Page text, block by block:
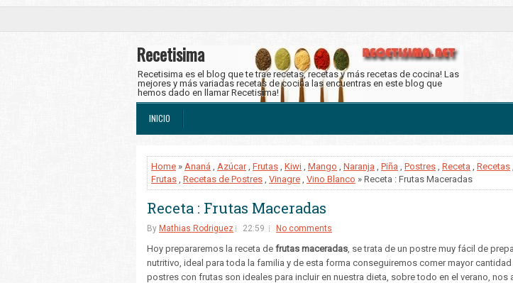
Recetisima
Recetisima es el blog que te trae recetas, recetas y más recetas de cocina! Las
mejores y más variadas recetas de cocina las encuentras en este blog que
hemos dado en llamar Recetisima!
INICIO
Home » Ananá , Azúcar, Frutas , Kiwi , Mango , Naranja , Piña , Postres , Receta , Recetas ,
Frutas , Recetas de Postres , Vinagre , Vino Blanco » Receta : Frutas Maceradas
Receta : Frutas Maceradas
By Mathias Rodriguez 22:59 No comments
Hoy prepararemos la receta de frutas maceradas, se trata de un postre muy fácil de
nutritivo, ideal para toda la familia y de esta forma conseguiremos comer mayor
postres con frutas son ideales para incluir en nuestra dieta, sobre todo en el verano, nos